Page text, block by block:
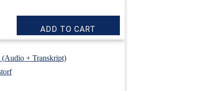
(Audio + Transkript)